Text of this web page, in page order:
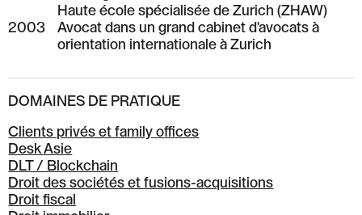
Haute école spécialisée de Zurich (ZHAW)
2003
Avocat dans un grand cabinet d'avocats à
orientation internationale à Zurich
DOMAINES DE PRATIQUE
Clients privés et family offices
Desk Asie
DLT / Blockchain
Droit des sociétés et fusions-acquisitions
Droit fiscal